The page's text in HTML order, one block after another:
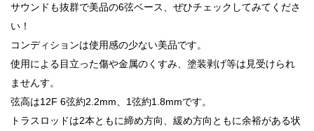
サウンドも抜群で美品の6弦ベース、ぜひチェックしてみてくださ
い！
コンディションは使用感の少ない美品です。
使用による目立った傷や金属のくすみ、塗装剥げ等は見受けられ
ませんす。
弦高は12F 6弦約2.2mm、1弦約1.8mmです。
トラスロッドは2本ともに締め方向、緩め方向ともに余裕がある状